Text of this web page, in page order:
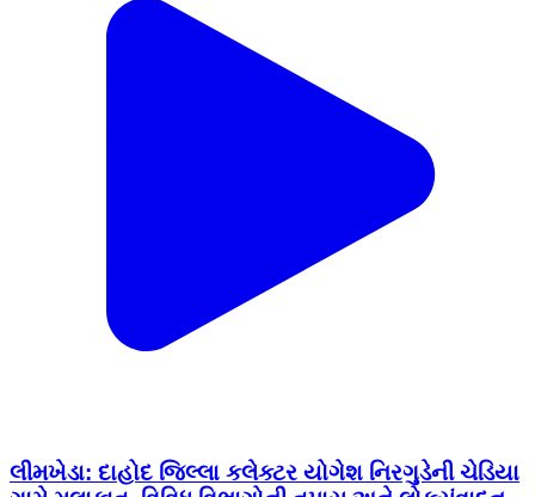
લીમખેડા: દાહોદ જિલ્લા કલેક્ટર યોગેશ નિરગુડેની ચેડિયા